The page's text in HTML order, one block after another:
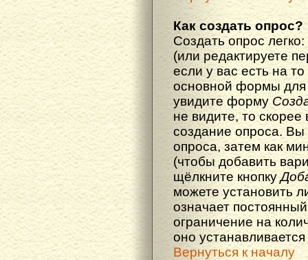
Как создать опрос?
Создать опрос
(или редактируете
если у вас есть на
основной формы
увидите форму
не видите, то скорее
создание опроса.
опроса, затем как
(чтобы добавить
щёлкните кнопку
можете установить
означает
ограничение на
оно
Вернуться к началу